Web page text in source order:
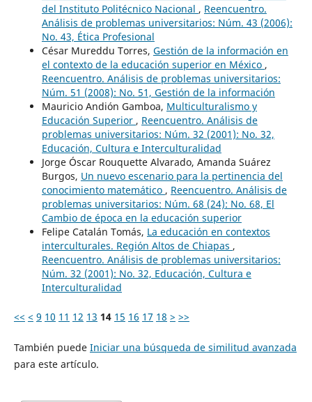
del Instituto Politécnico Nacional , Reencuentro.
Análisis de problemas universitarios: Núm. 43 (2006):
No. 43, Ética Profesional
César Mureddu Torres, Gestión de la información en
el contexto de la educación superior en México ,
Reencuentro. Análisis de problemas universitarios:
Núm. 51 (2008): No. 51, Gestión de la información
Mauricio Andión Gamboa, Multiculturalismo y
Educación Superior , Reencuentro. Análisis de
problemas universitarios: Núm. 32 (2001): No. 32,
Educación, Cultura e Interculturalidad
Jorge Óscar Rouquette Alvarado, Amanda Suárez
Burgos, Un nuevo escenario para la pertinencia del
conocimiento matemático , Reencuentro. Análisis de
problemas universitarios: Núm. 68 (24): No. 68, El
Cambio de época en la educación superior
Felipe Catalán Tomás, La educación en contextos
interculturales. Región Altos de Chiapas ,
Reencuentro. Análisis de problemas universitarios:
Núm. 32 (2001): No. 32, Educación, Cultura e
Interculturalidad
<< < 9 10 11 12 13 14 15 16 17 18 > >>
También puede Iniciar una búsqueda de similitud avanzada
para este artículo.